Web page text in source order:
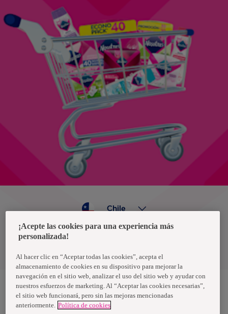
Política de privacidad de datos
Chile
Nosotras, una marca de Essity - una compañía global líder en
higiene y salud. Cada día, mil millones de personas, en todo el
¡Acepte las cookies para una experiencia más
personalizada!
Al hacer clic en “Aceptar todas las cookies”, acepta el
almacenamiento de cookies en su dispositivo para mejorar la
navegación en el sitio web, analizar el uso del sitio web y ayudar con
nuestros esfuerzos de marketing. Al “Aceptar las cookies necesarias”,
el sitio web funcionará, pero sin las mejoras mencionadas
anteriormente. Política de cookies